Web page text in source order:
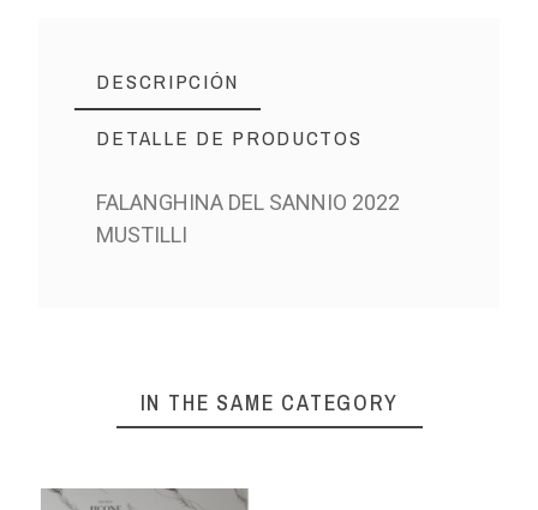
DESCRIPCIÓN
DETALLE DE PRODUCTOS
FALANGHINA DEL SANNIO 2022
MUSTILLI
IN THE SAME CATEGORY